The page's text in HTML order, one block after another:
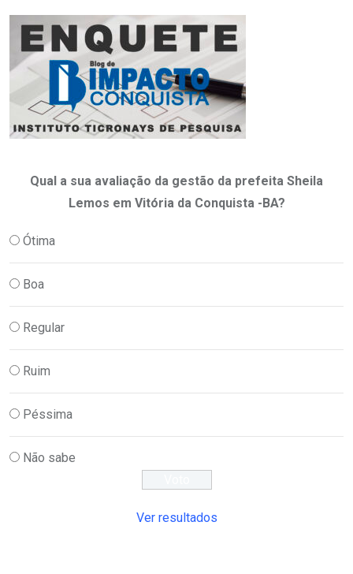
Qual a sua avaliação da gestão da prefeita Sheila
Lemos em Vitória da Conquista -BA?
Ótima
Boa
Regular
Ruim
Péssima
Não sabe
Ver resultados